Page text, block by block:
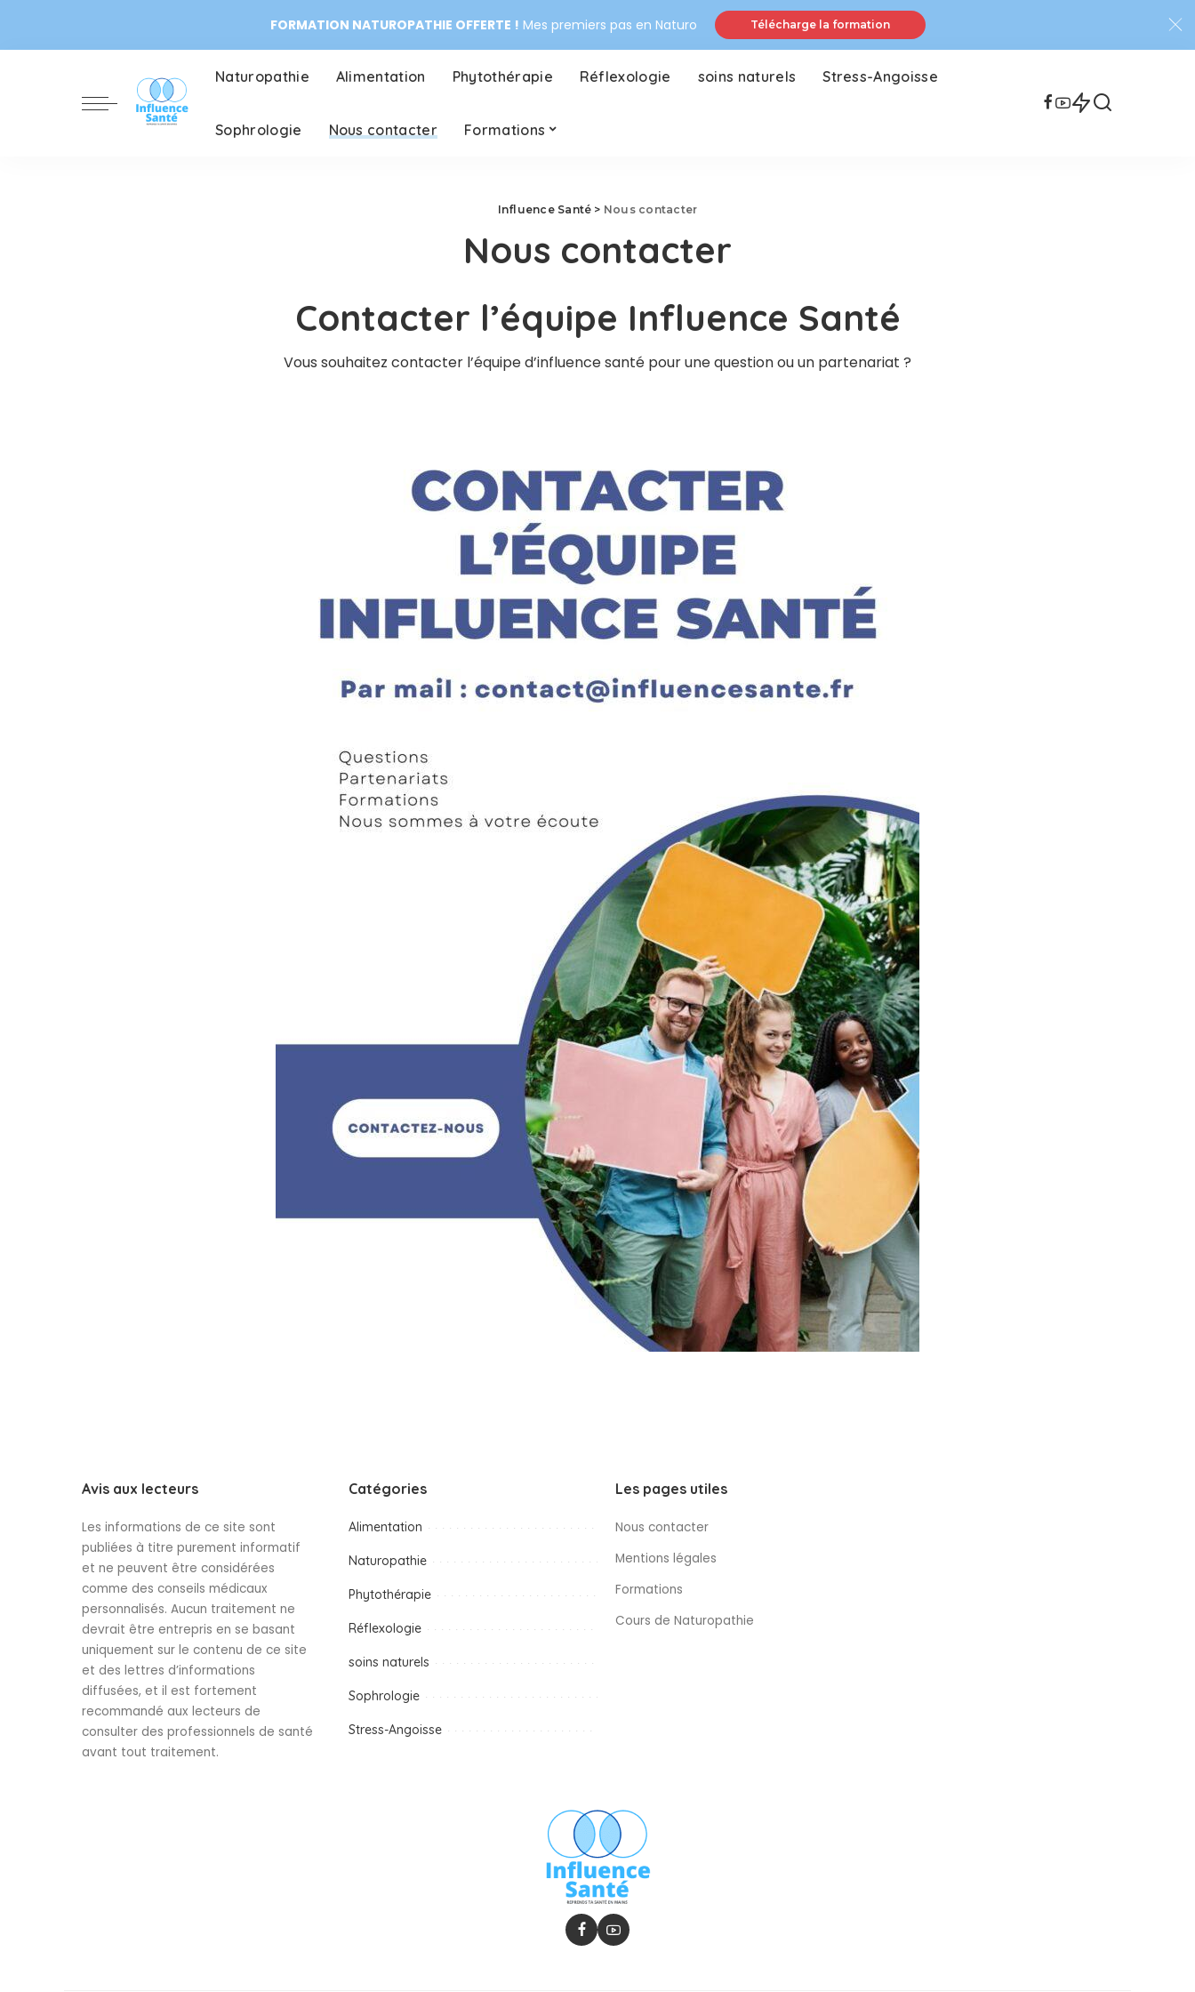
FORMATION NATUROPATHIE OFFERTE ! Mes premiers pas en Naturo Télécharge la formation
Naturopathie Alimentation Phytothérapie Réflexologie soins naturels Stress-Angoisse
Sophrologie Nous contacter Formations
Influence Santé > Nous contacter
Nous contacter
Contacter l’équipe Influence Santé
Vous souhaitez contacter l’équipe d’influence santé pour une question ou un partenariat ?
Avis aux lecteurs
Les informations de ce site sont
publiées à titre purement informatif
et ne peuvent être considérées
comme des conseils médicaux
personnalisés. Aucun traitement ne
devrait être entrepris en se basant
uniquement sur le contenu de ce site
et des lettres d’informations
diffusées, et il est fortement
recommandé aux lecteurs de
consulter des professionnels de santé
avant tout traitement.
Catégories
Alimentation
Naturopathie
Phytothérapie
Réflexologie
soins naturels
Sophrologie
Stress-Angoisse
Les pages utiles
Nous contacter
Mentions légales
Formations
Cours de Naturopathie